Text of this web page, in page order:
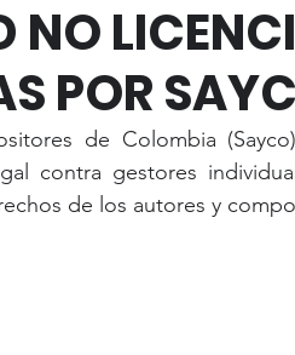
NO
POR
de Colombia
contra gestores
de los autores y